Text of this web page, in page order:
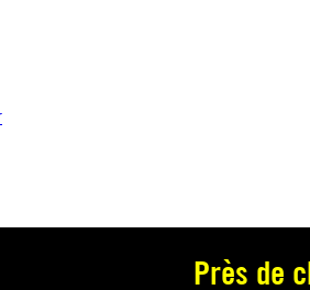
Près de